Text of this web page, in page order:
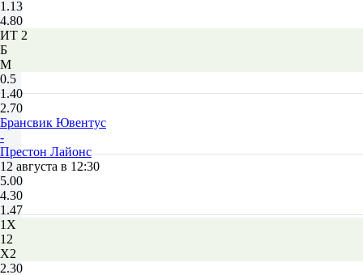
1.13
4.80
ИТ 2
Б
М
0.5
1.40
2.70
Брансвик Ювентус
-
Престон Лайонс
12 августа в 12:30
5.00
4.30
1.47
1X
12
X2
2.30